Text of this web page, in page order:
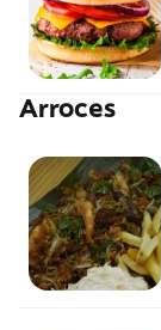
Arroces